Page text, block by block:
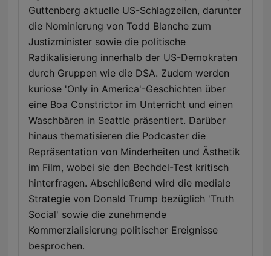
Guttenberg aktuelle US-Schlagzeilen, darunter
die Nominierung von Todd Blanche zum
Justizminister sowie die politische
Radikalisierung innerhalb der US-Demokraten
durch Gruppen wie die DSA. Zudem werden
kuriose 'Only in America'-Geschichten über
eine Boa Constrictor im Unterricht und einen
Waschbären in Seattle präsentiert. Darüber
hinaus thematisieren die Podcaster die
Repräsentation von Minderheiten und Ästhetik
im Film, wobei sie den Bechdel-Test kritisch
hinterfragen. Abschließend wird die mediale
Strategie von Donald Trump bezüglich 'Truth
Social' sowie die zunehmende
Kommerzialisierung politischer Ereignisse
besprochen.